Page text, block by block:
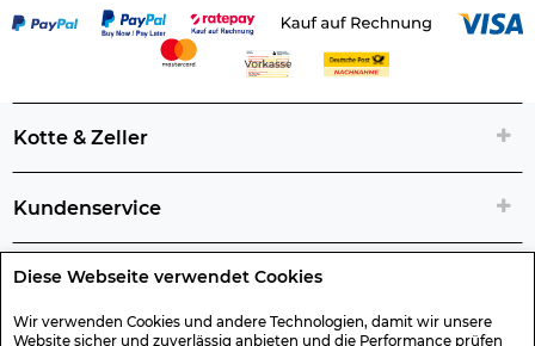
Diese Webseite verwendet Cookies
Wir verwenden Cookies und andere Technologien, damit wir unsere
Website sicher und zuverlässig anbieten und die Performance prüfen
Kotte & Zeller
Kundenservice
Rechtliche Artikelinfos